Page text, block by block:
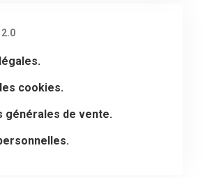
cookies.
générales de vente.